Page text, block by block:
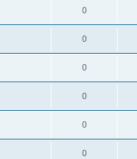
0
0
0
0
0
0